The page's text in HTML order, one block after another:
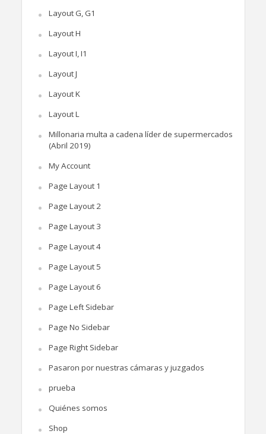
Layout G, G1
Layout H
Layout I, I1
Layout J
Layout K
Layout L
Millonaria multa a cadena líder de supermercados
(Abril 2019)
My Account
Page Layout 1
Page Layout 2
Page Layout 3
Page Layout 4
Page Layout 5
Page Layout 6
Page Left Sidebar
Page No Sidebar
Page Right Sidebar
Pasaron por nuestras cámaras y juzgados
prueba
Quiénes somos
Shop